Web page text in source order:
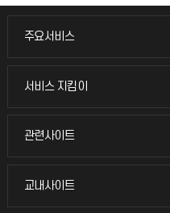
주요서비스
주요서비스
교무회의방송
서비스 지킴이
서비스 지킴이
묻고 답하기
관련사이트
관련사이트
국방헬프콜
교내사이트
교내사이트